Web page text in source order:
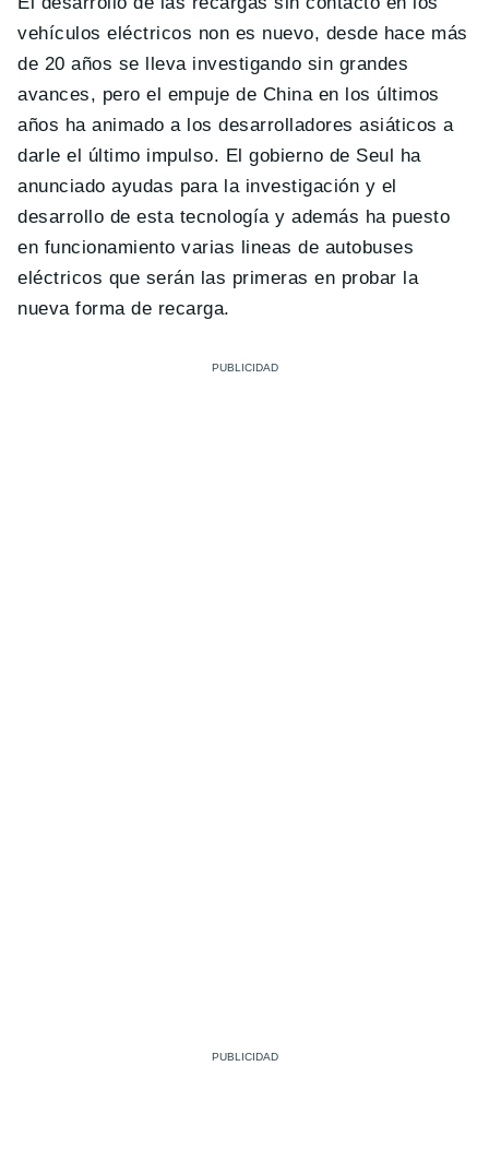
vehículos eléctricos non es nuevo, desde hace más
de 20 años se lleva investigando sin grandes
avances, pero el empuje de China en los últimos
años ha animado a los desarrolladores asiáticos a
darle el último impulso. El gobierno de Seul ha
anunciado ayudas para la investigación y el
desarrollo de esta tecnología y además ha puesto
en funcionamiento varias lineas de autobuses
eléctricos que serán las primeras en probar la
nueva forma de recarga.